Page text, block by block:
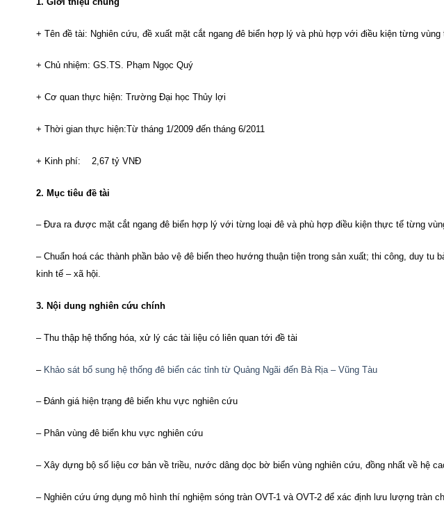
+ Tên đề tài: Nghiên cứu, đề xuất mặt cắt ngang đê biển hợp lý và phù hợp với điều kiện từng vùng
+ Chủ nhiệm: GS.TS. Phạm Ngọc Quý
+ Cơ quan thực hiện: Trường Đại học Thủy lợi
+ Thời gian thực hiện:Từ tháng 1/2009 đến tháng 6/2011
+ Kinh phí: 2,67 tỷ VNĐ
2. Mục tiêu đề tài
– Đưa ra được mặt cắt ngang đê biển hợp lý với từng loại đê và phù hợp điều kiện thực tế từng
– Chuẩn hoá các thành phần bảo vệ đê biển theo hướng thuận tiện trong sản xuất; thi công, duy tu
kinh tế – xã hội.
3. Nội dung nghiên cứu chính
– Thu thập hệ thống hóa, xử lý các tài liệu có liên quan tới đề tài
– Khảo sát bổ sung hệ thống đê biển các tỉnh từ Quảng Ngãi đến Bà Rịa – Vũng Tàu
– Đánh giá hiện trạng đê biển khu vực nghiên cứu
– Phân vùng đê biển khu vực nghiên cứu
– Xây dựng bộ số liệu cơ bản về triều, nước dâng dọc bờ biển vùng nghiên cứu, đồng nhất về hệ
– Nghiên cứu ứng dụng mô hình thí nghiệm sóng tràn OVT-1 và OVT-2 để xác định lưu lượng tràn